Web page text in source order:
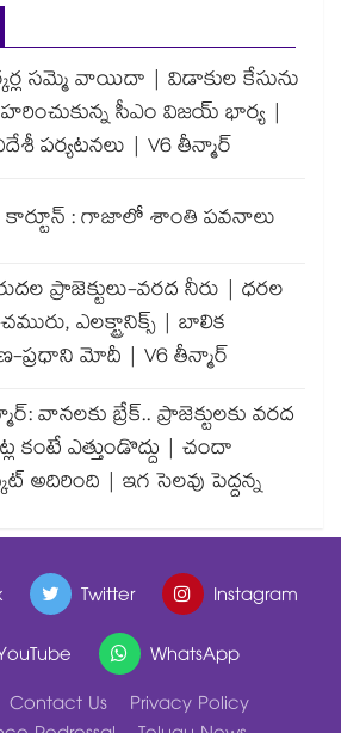
సమ్మె వాయిదా | విడాకుల కేసును
సీఎం విజయ్ భార్య |
పర్యటనలు | V6 తీన్మార్
కార్టూన్ : గాజాలో శాంతి పవనాలు
ప్రాజెక్టులు-వరద నీరు | ధరల
ఎలక్ట్రానిక్స్ | బాలిక
ప్రధాని మోదీ | V6 తీన్మార్
వానలకు బ్రేక్.. ప్రాజెక్టులకు వరద
కంటే ఎత్తుండొద్దు | చందా
అదిరింది | ఇగ సెలవు పెద్దన్న
Twitter
Instagram
WhatsApp
Contact Us
Privacy Policy